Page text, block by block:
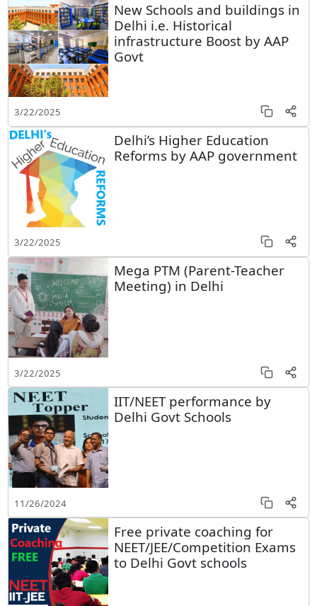
New Schools and buildings in
Delhi i.e. Historical
infrastructure Boost by AAP
Govt
3/22/2025
Delhi’s Higher Education
Reforms by AAP government
3/22/2025
Mega PTM (Parent-Teacher
Meeting) in Delhi
3/22/2025
IIT/NEET performance by
Delhi Govt Schools
11/26/2024
Free private coaching for
NEET/JEE/Competition Exams
to Delhi Govt schools